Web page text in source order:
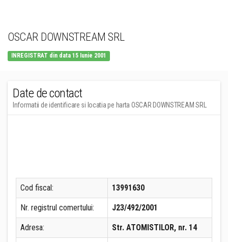
OSCAR DOWNSTREAM SRL
INREGISTRAT din data 15 Iunie 2001
Date de contact
Informatii de identificare si locatia pe harta OSCAR DOWNSTREAM SRL
Cod fiscal: 13991630
Nr. registrul comertului: J23/492/2001
Adresa: Str. ATOMISTILOR, nr. 14